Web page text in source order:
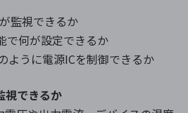
監視できるか
何が設定できるか
ように電源ICを制御できるか
できるか